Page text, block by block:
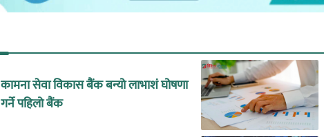
कामना सेवा विकास बैंक बन्यो लाभाशं घोषणा
गर्ने पहिलो बैंक